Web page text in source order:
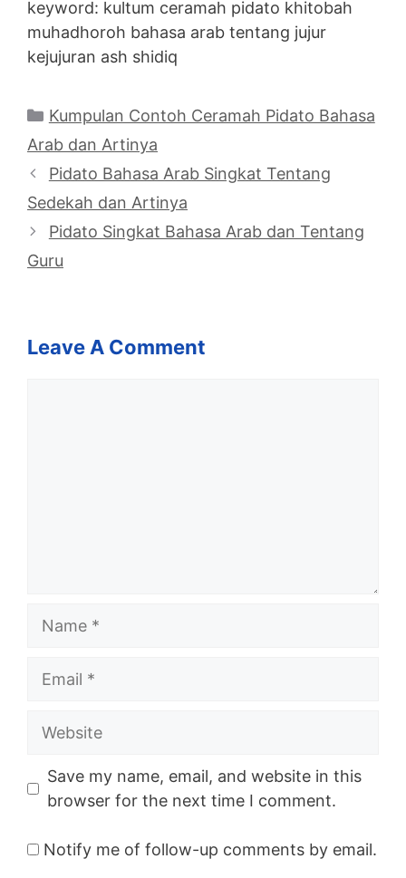
keyword: kultum ceramah pidato khitobah
muhadhoroh bahasa arab tentang jujur
kejujuran ash shidiq
Categories
Kumpulan Contoh Ceramah Pidato Bahasa
Arab dan Artinya
Pidato Bahasa Arab Singkat Tentang
Sedekah dan Artinya
Pidato Singkat Bahasa Arab dan Tentang
Guru
Leave A Comment
Name
Email
Website
Save my name, email, and website in this
browser for the next time I comment.
Notify me of follow-up comments by email.